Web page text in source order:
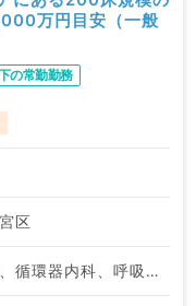
万円目安（一般
の常勤勤務
区
神経内科、一般内科、循環器内科、呼吸器内科、消化器内科、内分泌・代謝内科、腎臓内科